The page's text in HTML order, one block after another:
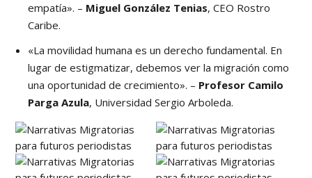
empatía». – Miguel González Tenias, CEO Rostro
Caribe.
«La movilidad humana es un derecho fundamental. En
lugar de estigmatizar, debemos ver la migración como
una oportunidad de crecimiento». – Profesor Camilo
Parga Azula, Universidad Sergio Arboleda.